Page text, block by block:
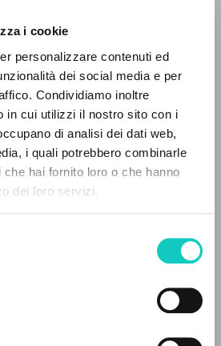
i cookie
personalizzare contenuti ed
dei social media e per
Condividiamo inoltre
in cui utilizzi il nostro sito con i
di analisi dei dati web,
i quali potrebbero combinarle
hai fornito loro o che hanno
dei loro servizi.
TROVATI
SUCCESSIVI